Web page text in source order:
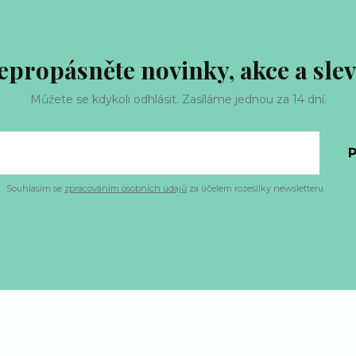
novinky, akce a
Můžete se kdykoli odhlásit. Zasíláme jednou za 14 dní.
Souhlasím se zpracováním osobních údajůza účelem rozesílky newsletteru.